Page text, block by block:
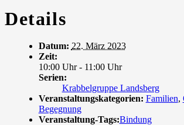
Details
Datum: 22. März 2023
Zeit:
10:00 Uhr - 11:00 Uhr
Serien:
Krabbelgruppe Landsberg
Veranstaltungskategorien: Familien,
Begegnung
Veranstaltung-Tags:Bindung